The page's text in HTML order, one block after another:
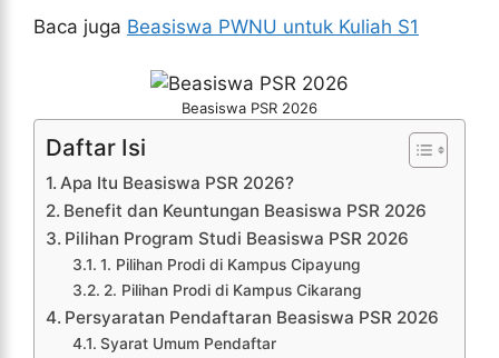
Baca juga Beasiswa PWNU untuk Kuliah S1
Beasiswa PSR 2026
Daftar Isi
Apa Itu Beasiswa PSR 2026?
Benefit dan Keuntungan Beasiswa PSR 2026
Pilihan Program Studi Beasiswa PSR 2026
1. Pilihan Prodi di Kampus Cipayung
2. Pilihan Prodi di Kampus Cikarang
Persyaratan Pendaftaran Beasiswa PSR 2026
Syarat Umum Pendaftar